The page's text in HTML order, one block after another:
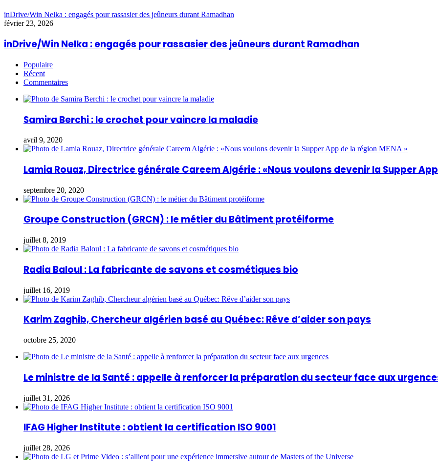
inDrive/Win Nelka : engagés pour rassasier des jeûneurs durant Ramadhan
février 23, 2026
inDrive/Win Nelka : engagés pour rassasier des jeûneurs durant Ramadhan
Populaire
Récent
Commentaires
Samira Berchi : le crochet pour vaincre la maladie
avril 9, 2020
Lamia Rouaz, Directrice générale Careem Algérie : «Nous voulons devenir la Supper App
septembre 20, 2020
Groupe Construction (GRCN) : le métier du Bâtiment protéiforme
juillet 8, 2019
Radia Baloul : La fabricante de savons et cosmétiques bio
juillet 16, 2019
Karim Zaghib, Chercheur algérien basé au Québec: Rêve d’aider son pays
octobre 25, 2020
Le ministre de la Santé : appelle à renforcer la préparation du secteur face aux
juillet 31, 2026
IFAG Higher Institute : obtient la certification ISO 9001
juillet 28, 2026